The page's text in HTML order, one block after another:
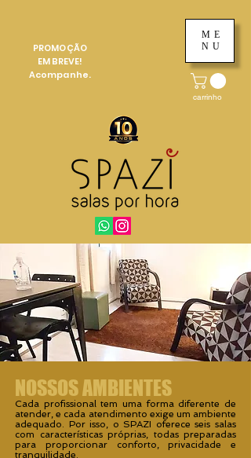
carrinho
ME
NU
PROMOÇÃO
EM BREVE!
Acompanhe.
NOSSOS AMBIENTES
Cada profissional tem uma forma diferente de
atender, e cada atendimento exige um ambiente
adequado. Por isso, o SPAZI oferece seis salas
com características próprias, todas preparadas
para proporcionar conforto, privacidade e
tranquilidade.